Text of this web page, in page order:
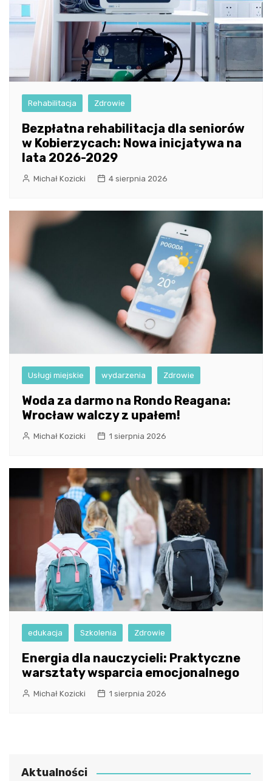
Rehabilitacja Zdrowie
Bezpłatna rehabilitacja dla seniorów
w Kobierzycach: Nowa inicjatywa na
lata 2026-2029
Michał Kozicki 4 sierpnia 2026
Usługi miejskie wydarzenia Zdrowie
Woda za darmo na Rondo Reagana:
Wrocław walczy z upałem!
Michał Kozicki 1 sierpnia 2026
edukacja Szkolenia Zdrowie
Energia dla nauczycieli: Praktyczne
warsztaty wsparcia emocjonalnego
Michał Kozicki 1 sierpnia 2026
Aktualności